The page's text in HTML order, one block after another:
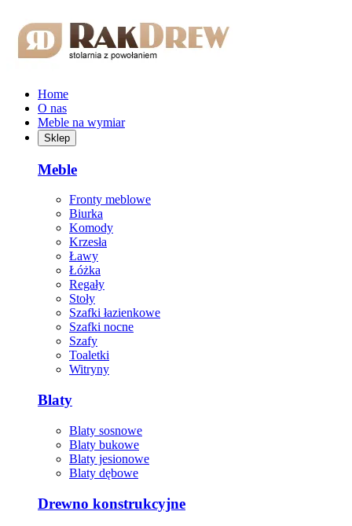
Home
O nas
Meble na wymiar
Sklep
Meble
Fronty meblowe
Biurka
Komody
Krzesła
Ławy
Łóżka
Regały
Stoły
Szafki łazienkowe
Szafki nocne
Szafy
Toaletki
Witryny
Blaty
Blaty sosnowe
Blaty bukowe
Blaty jesionowe
Blaty dębowe
Drewno konstrukcyjne